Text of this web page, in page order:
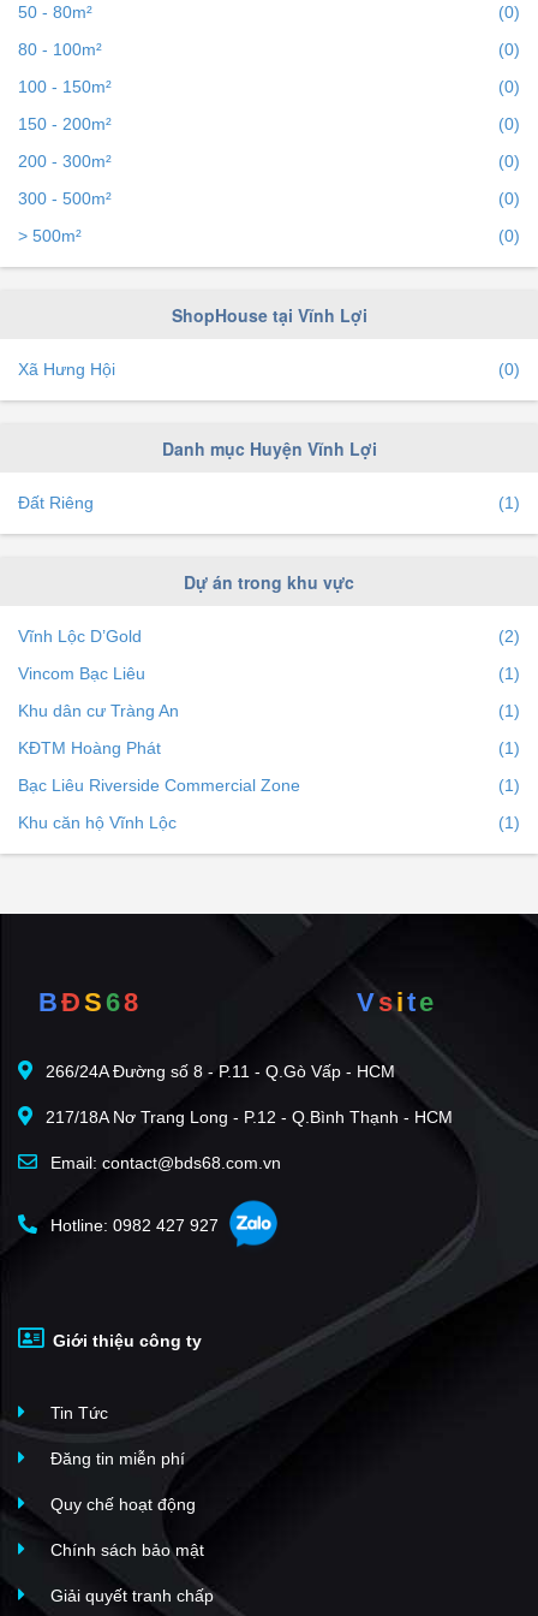
50 - 80m²
(0)
80 - 100m²
(0)
100 - 150m²
(0)
150 - 200m²
(0)
200 - 300m²
(0)
300 - 500m²
(0)
> 500m²
(0)
ShopHouse tại Vĩnh Lợi
Xã Hưng Hội (0)
Danh mục Huyện Vĩnh Lợi
Đất Riêng (1)
Dự án trong khu vực
Vĩnh Lộc D’Gold
(2)
Vincom Bạc Liêu
(1)
Khu dân cư Tràng An
(1)
KĐTM Hoàng Phát
(1)
Bạc Liêu Riverside Commercial Zone
(1)
Khu căn hộ Vĩnh Lộc
(1)
BĐS68 Vsite
266/24A Đường số 8 - P.11 - Q.Gò Vấp - HCM
217/18A Nơ Trang Long - P.12 - Q.Bình Thạnh - HCM
Email: contact@bds68.com.vn
Hotline: 0982 427 927
Giới thiệu công ty
Tin Tức
Đăng tin miễn phí
Quy chế hoạt động
Chính sách bảo mật
Giải quyết tranh chấp